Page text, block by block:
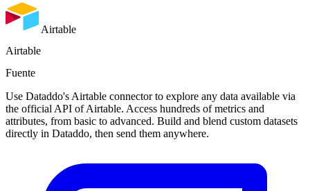
Airtable
Airtable
Fuente
Use Dataddo's Airtable connector to explore any data available via
the official API of Airtable. Access hundreds of metrics and
attributes, from basic to advanced. Build and blend custom datasets
directly in Dataddo, then send them anywhere.